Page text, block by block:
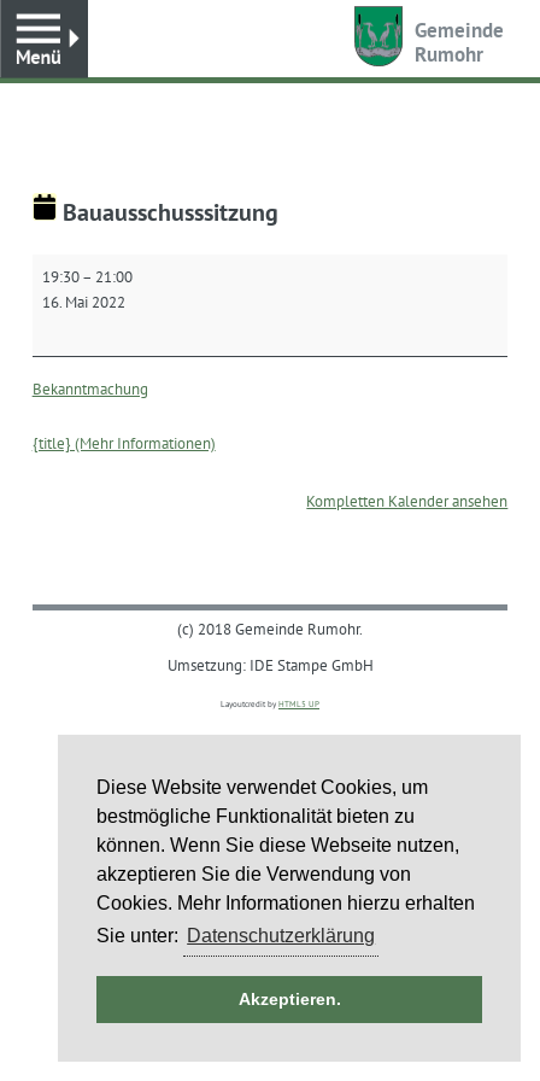
Diese Website verwendet Cookies, um
bestmögliche Funktionalität bieten zu
können. Wenn Sie diese Webseite nutzen,
akzeptieren Sie die Verwendung von
Cookies. Mehr Informationen hierzu erhalten
Sie unter: Datenschutzerklärung
Akzeptieren.
Gemeinde
Rumohr
Bauausschusssitzung
19:30– 21:00
16. Mai 2022
Bekanntmachung
{title} (Mehr Informationen)
Kompletten Kalender ansehen
(c) 2018 Gemeinde Rumohr.
Umsetzung: IDE Stampe GmbH
Layoutcredit by HTML5 UP